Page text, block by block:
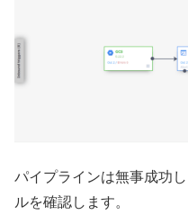
パイプラインは無事成功
ルを確認します。